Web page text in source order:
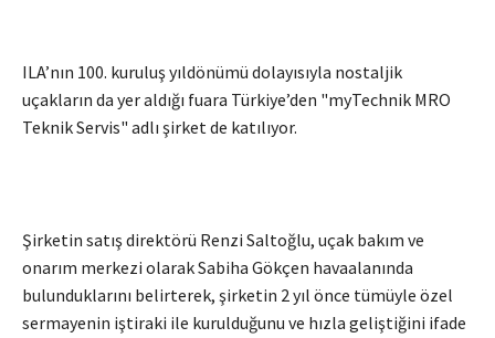
ILA’nın 100. kuruluş yıldönümü dolayısıyla nostaljik
uçakların da yer aldığı fuara Türkiye’den "myTechnik MRO
Teknik Servis" adlı şirket de katılıyor.
Şirketin satış direktörü Renzi Saltoğlu, uçak bakım ve
onarım merkezi olarak Sabiha Gökçen havaalanında
bulunduklarını belirterek, şirketin 2 yıl önce tümüyle özel
sermayenin iştiraki ile kurulduğunu ve hızla geliştiğini ifade